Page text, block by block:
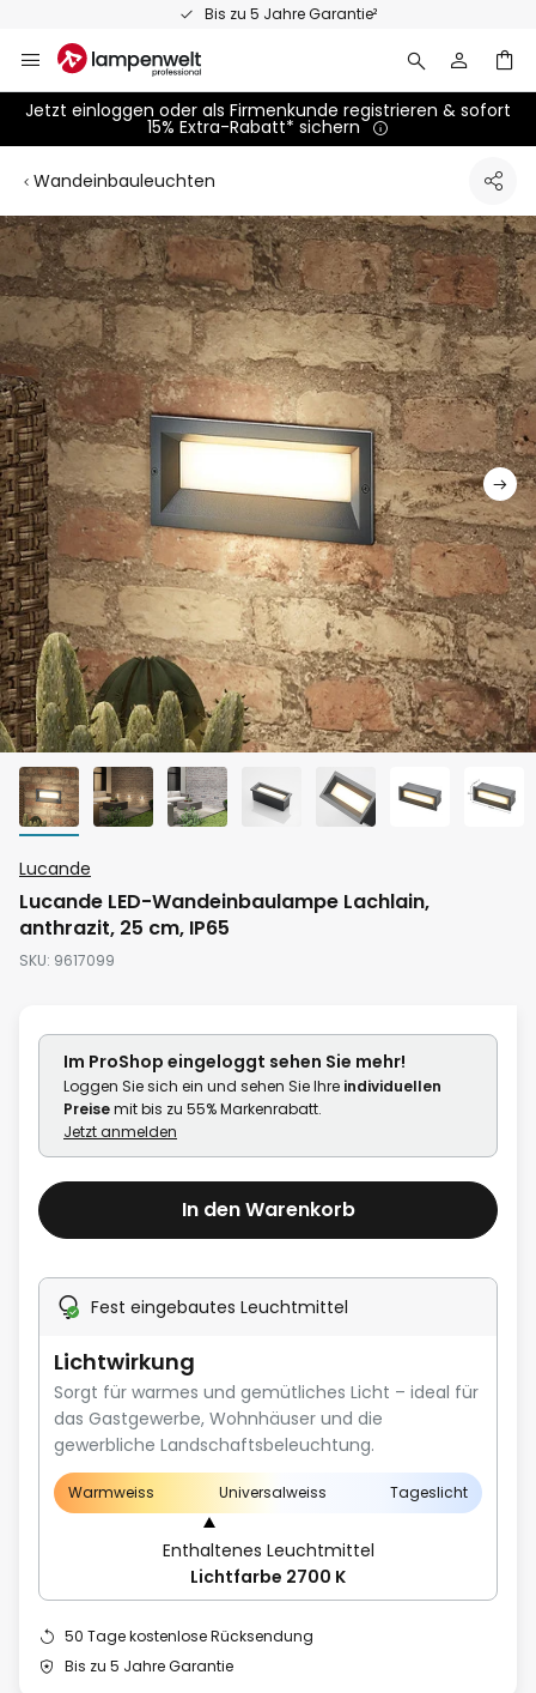
Bis zu 5 Jahre Garantie²
Inhalt
springen
Jetzt einloggen oder als Firmenkunde registrieren & sofort
15% Extra-Rabatt* sichern
Wandeinbauleuchten
Zum
Ende
der
Bildgalerie
springen
Anfang
der
springen
Lucande
Lucande LED-Wandeinbaulampe Lachlain,
anthrazit, 25 cm, IP65
SKU 9617099
Im ProShop eingeloggt sehen Sie mehr!
Loggen Sie sich ein und sehen Sie Ihre individuellen
Preisemit bis zu 55% Markenrabatt.
Jetzt anmelden
In den Warenkorb
Fest eingebautes Leuchtmittel
Lichtwirkung
Sorgt für warmes und gemütliches Licht – ideal für
das Gastgewerbe, Wohnhäuser und die
gewerbliche Landschaftsbeleuchtung.
Warmweiss Universalweiss Tageslicht
Enthaltenes Leuchtmittel
Lichtfarbe 2700 K
50 Tage kostenlose Rücksendung
Bis zu 5 Jahre Garantie